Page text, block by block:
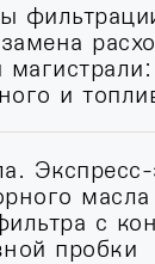
и
с
пробки